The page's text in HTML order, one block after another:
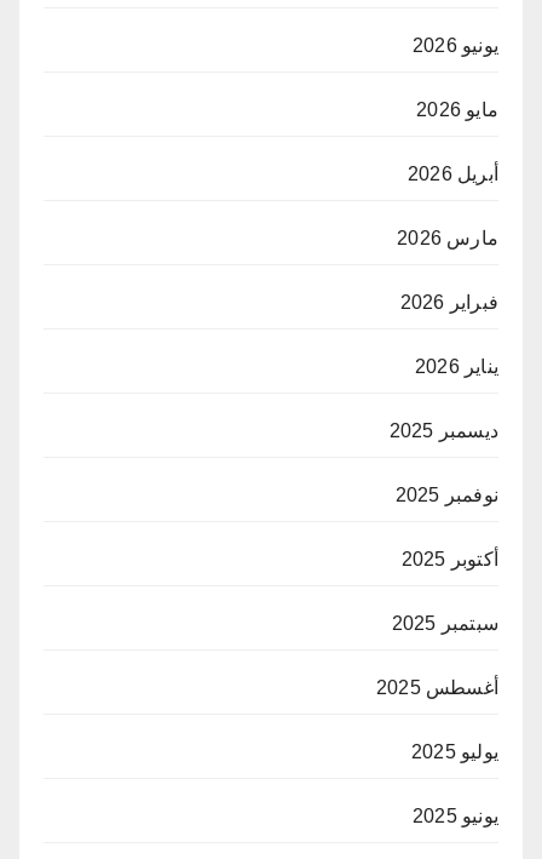
يونيو 2026
مايو 2026
أبريل 2026
مارس 2026
فبراير 2026
يناير 2026
ديسمبر 2025
نوفمبر 2025
أكتوبر 2025
سبتمبر 2025
أغسطس 2025
يوليو 2025
يونيو 2025